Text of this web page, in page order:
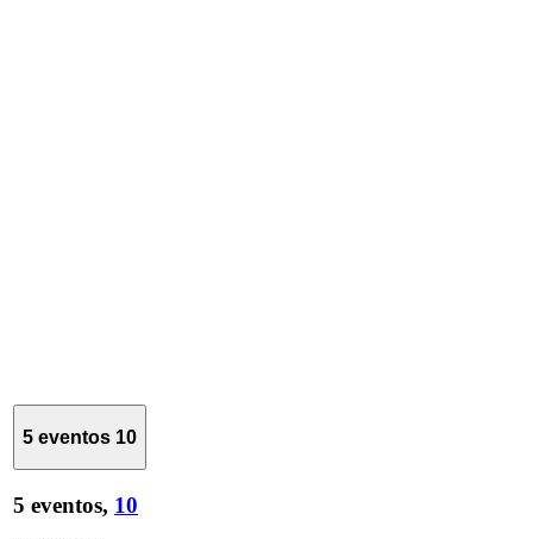
5 eventos 10
5 eventos, 10